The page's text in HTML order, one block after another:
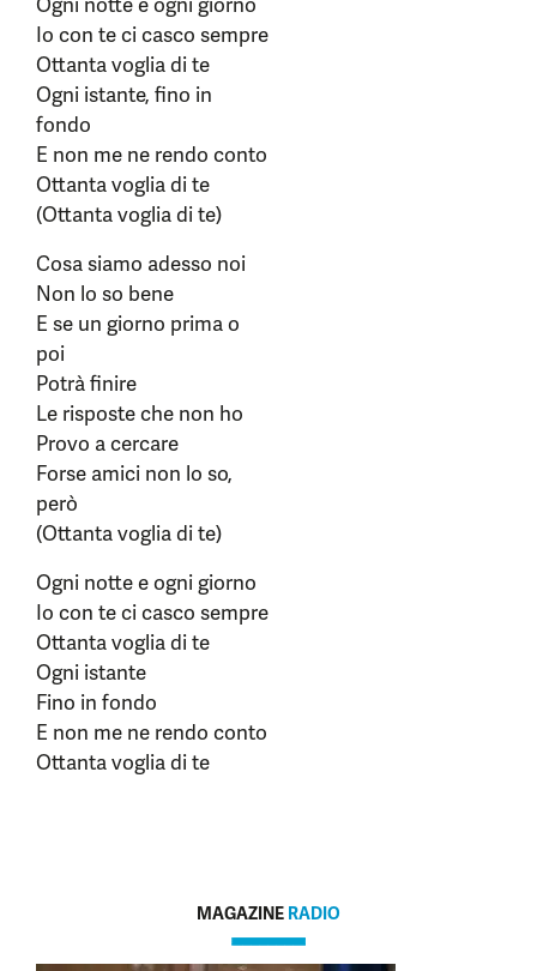
Io con te ci casco sempre
Ottanta voglia di te
Ogni istante, fino in
fondo
E non me ne rendo conto
Ottanta voglia di te
(Ottanta voglia di te)
Cosa siamo adesso noi
Non lo so bene
E se un giorno prima o
poi
Potrà finire
Le risposte che non ho
Provo a cercare
Forse amici non lo so,
però
(Ottanta voglia di te)
Ogni notte e ogni giorno
Io con te ci casco sempre
Ottanta voglia di te
Ogni istante
Fino in fondo
E non me ne rendo conto
Ottanta voglia di te
MAGAZINE RADIO